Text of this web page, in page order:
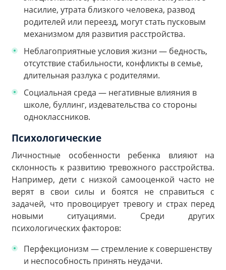
насилие, утрата близкого человека, развод
родителей или переезд, могут стать пусковым
механизмом для развития расстройства.
Неблагоприятные условия жизни — бедность,
отсутствие стабильности, конфликты в семье,
длительная разлука с родителями.
Социальная среда — негативные влияния в
школе, буллинг, издевательства со стороны
одноклассников.
Психологические
Личностные особенности ребенка влияют на
склонность к развитию тревожного расстройства.
Например, дети с низкой самооценкой часто не
верят в свои силы и боятся не справиться с
задачей, что провоцирует тревогу и страх перед
новыми ситуациями. Среди других
психологических факторов:
Перфекционизм — стремление к совершенству
и неспособность принять неудачи.